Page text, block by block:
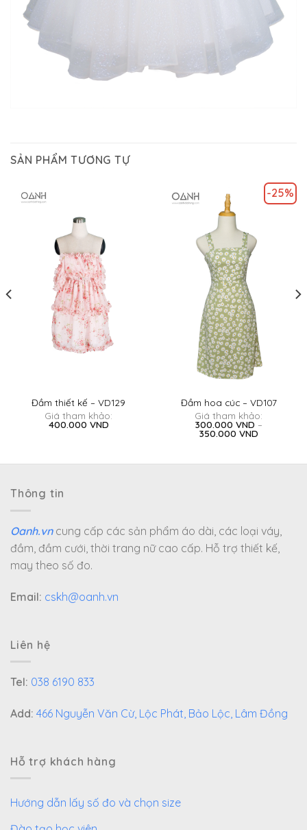
SẢN PHẨM TƯƠNG TỰ
Đầm thiết kế – VD129
Giá tham khảo:
400.000 VND
-25%
Đầm hoa cúc – VD107
Giá tham khảo:
300.000 VND –
350.000 VNDKhoảng
Thông tin
Oanh.vn cung cấp các sản phẩm áo dài, các loại váy,
đầm, đầm cưới, thời trang nữ cao cấp. Hỗ trợ thiết kế,
may theo số đo.
Email: cskh@oanh.vn
Liên hệ
Tel: 038 6190 833
Add: 466 Nguyễn Văn Cừ, Lộc Phát, Bảo Lộc, Lâm Đồng
Hỗ trợ khách hàng
Hướng dẫn lấy số đo và chọn size